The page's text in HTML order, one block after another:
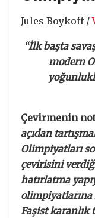
Jules Boykoff /
“İlk başta
modern
Çevirmenin
açıdan
Olimpiyatları
çevirisini
hatırlatma
olimpiyatlarına
Faşist karanlık